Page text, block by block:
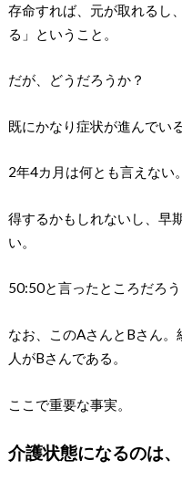
存命すれば、元が取れるし
る」ということ。
だが、どうだろうか？
既にかなり症状が進んでいる
2年4カ月は何とも言えない。
得するかもしれないし、早
い。
50:50と言ったところだろう
なお、このAさんとBさん
人がBさんである。
ここで重要な事実。
介護状態になるのは